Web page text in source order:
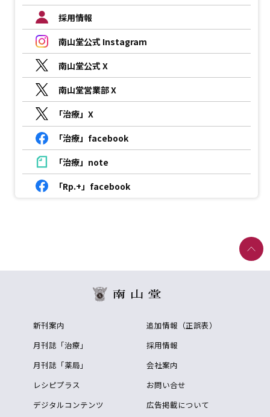
採用情報
南山堂公式 Instagram
南山堂公式 X
南山堂営業部 X
「治療」X
「治療」facebook
「治療」note
「Rp.+」facebook
新刊案内
月刊誌「治療」
月刊誌「薬局」
レシピプラス
デジタルコンテンツ
追加情報（正誤表）
採用情報
会社案内
お問い合せ
広告掲載について